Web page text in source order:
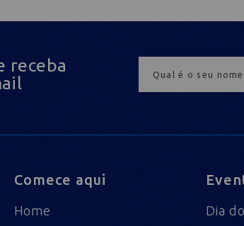
receba
Comece aqui
Home
Dia